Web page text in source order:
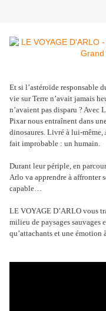
Et si l’astéroïde responsable
vie sur Terre n’avait jamais
n’avaient pas disparu ? Avec
Pixar nous entraînent dans
dinosaures. Livré à lui-même,
fait improbable : un humain.
Durant leur périple, en
Arlo va apprendre à affronter
capable…
LE VOYAGE D’ARLO vous
milieu de paysages sauvages
qu’attachants et une émotion